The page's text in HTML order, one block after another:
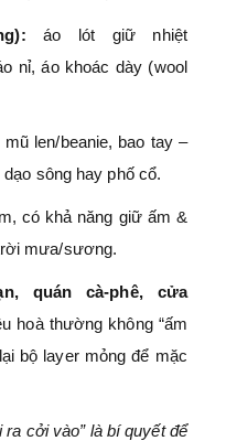
áo lót giữ nhiệt
nỉ, áo khoác dày (wool
mũ len/beanie, bao tay –
sông hay phố cổ.
có khả năng giữ ấm &
mưa/sương.
quán cà-phê, cửa
hoà thường không “ấm
bộ layer mỏng để mặc
ra cởi vào” là bí quyết để